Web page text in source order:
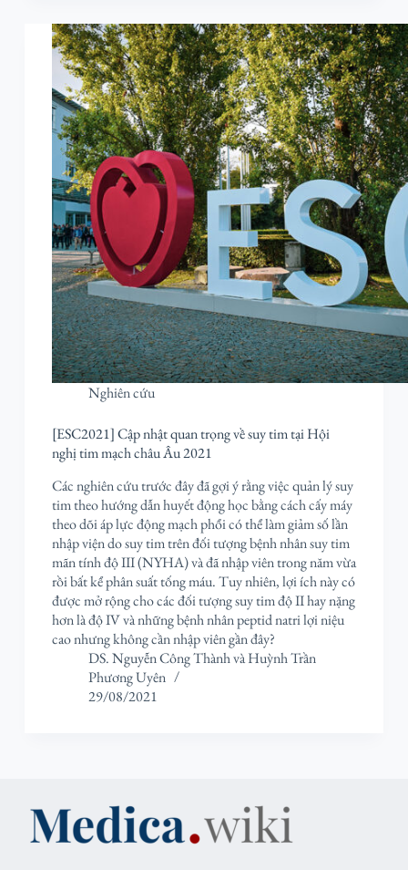
Nghiên cứu
[ESC2021] Cập nhật quan trọng về suy tim tại Hội
nghị tim mạch châu Âu 2021
Các nghiên cứu trước đây đã gợi ý rằng việc quản lý suy
tim theo hướng dẫn huyết động học bằng cách cấy máy
theo dõi áp lực động mạch phổi có thể làm giảm số lần
nhập viện do suy tim trên đối tượng bệnh nhân suy tim
mãn tính độ III (NYHA) và đã nhập viên trong năm vừa
rồi bất kể phân suất tống máu. Tuy nhiên, lợi ích này có
được mở rộng cho các đối tượng suy tim độ II hay nặng
hơn là độ IV và những bệnh nhân peptid natri lợi niệu
cao nhưng không cần nhập viên gần đây?
DS. Nguyễn Công ThànhvàHuỳnh Trần
Phương Uyên
29/08/2021